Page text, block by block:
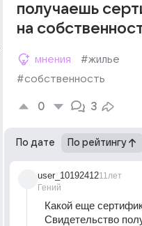
получаешь
на
мнения
#жилье
#собственность
0 3
По дате По рейтингу
user_10192412
Гений
11лет
Какой еще
Свидетельство